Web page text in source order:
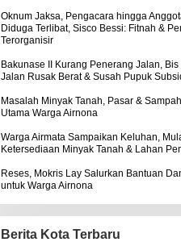
Warga Airnona
:Oknum Jaksa, Pengacara hingga
Diduga Terlibat, Sisco Bessi: Fitnah &
Terorganisir
Bakunase II Kurang Penerang Jalan,
Jalan Rusak Berat & Susah Pupuk
Masalah Minyak Tanah, Pasar &
Utama Warga Airnona
Warga Airmata Sampaikan Keluhan,
Ketersediaan Minyak Tanah & Lahan
Reses, Mokris Lay Salurkan Bantuan
untuk Warga Airnona
Berita Kota Terbaru